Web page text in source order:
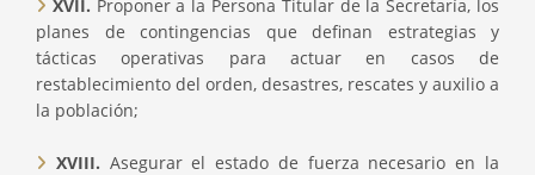
XVII. Proponer a la Persona Titular de la Secretaría, los
planes de contingencias que definan estrategias y
tácticas operativas para actuar en casos de
restablecimiento del orden, desastres, rescates y auxilio a
la población;
XVIII. Asegurar el estado de fuerza necesario en la